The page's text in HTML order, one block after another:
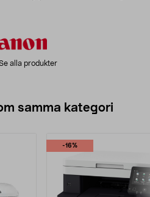
alla produkter
samma kategori
-16%